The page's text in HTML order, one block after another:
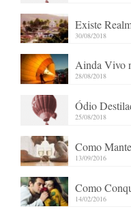
Existe
30/08/2018
Ainda Vivo
28/08/2018
Ódio
25/08/2018
Como
13/09/2016
Como
14/02/2016